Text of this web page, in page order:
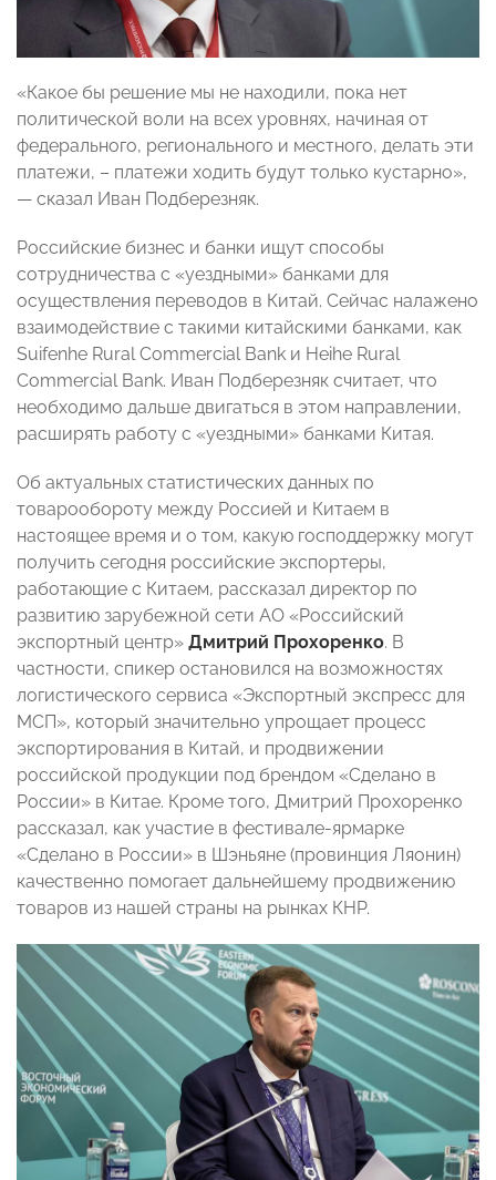
«Какое бы решение мы не находили, пока нет
политической воли на всех уровнях, начиная от
федерального, регионального и местного, делать эти
платежи, – платежи ходить будут только кустарно»,
— сказал Иван Подберезняк.
Российские бизнес и банки ищут способы
сотрудничества с «уездными» банками для
осуществления переводов в Китай. Сейчас налажено
взаимодействие с такими китайскими банками, как
Suifenhe Rural Commercial Bank и Heihe Rural
Commercial Bank. Иван Подберезняк считает, что
необходимо дальше двигаться в этом направлении,
расширять работу с «уездными» банками Китая.
Об актуальных статистических данных по
товарообороту между Россией и Китаем в
настоящее время и о том, какую господдержку могут
получить сегодня российские экспортеры,
работающие с Китаем, рассказал директор по
развитию зарубежной сети АО «Российский
экспортный центр» Дмитрий Прохоренко. В
частности, спикер остановился на возможностях
логистического сервиса «Экспортный экспресс для
МСП», который значительно упрощает процесс
экспортирования в Китай, и продвижении
российской продукции под брендом «Сделано в
России» в Китае. Кроме того, Дмитрий Прохоренко
рассказал, как участие в фестивале-ярмарке
«Сделано в России» в Шэньяне (провинция Ляонин)
качественно помогает дальнейшему продвижению
товаров из нашей страны на рынках КНР.